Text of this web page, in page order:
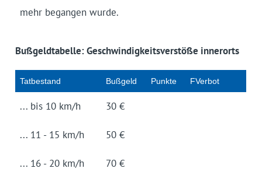
mehr begangen wurde.
Bußgeldtabelle: Geschwindigkeitsverstöße innerorts
Tat­be­stand Buß­geld Punk­te FVerbot
... bis 10 km/h 30 €
... 11 - 15 km/h 50 €
... 16 - 20 km/h 70 €